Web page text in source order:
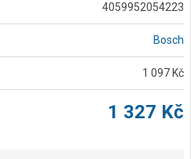
4059952054223
Bosch
1 097 Kč
1 327 Kč